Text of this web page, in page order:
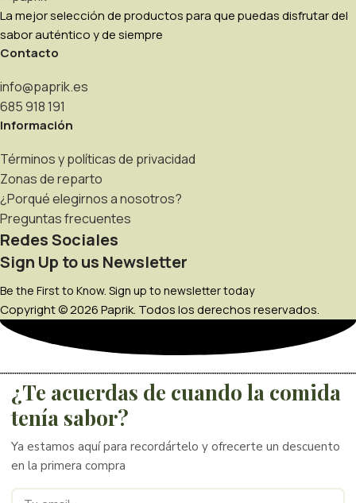
La mejor selección de productos para que puedas disfrutar del
sabor auténtico y de siempre
Contacto
info@paprik.es
685 918 191
Información
Términos y políticas de privacidad
Zonas de reparto
¿Porqué elegirnos a nosotros?
Preguntas frecuentes
Redes Sociales
Sign Up to us Newsletter
Be the First to Know. Sign up to newsletter today
Copyright © 2026 Paprik. Todos los derechos reservados.
¿Te acuerdas de cuando la comida
tenía sabor?
Ya estamos aquí para recordártelo y ofrecerte un descuento
en la primera compra